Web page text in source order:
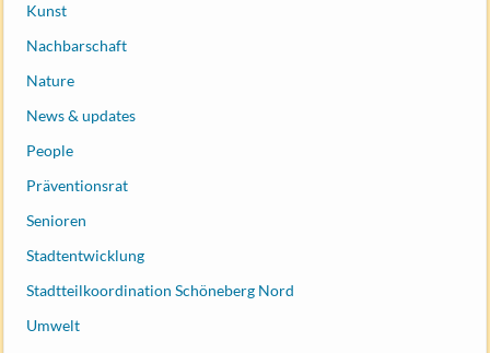
Kunst
Nachbarschaft
Nature
News & updates
People
Präventionsrat
Senioren
Stadtentwicklung
Stadtteilkoordination Schöneberg Nord
Umwelt